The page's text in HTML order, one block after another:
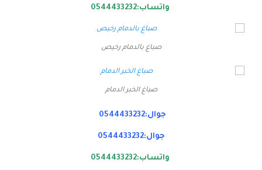
واتساب:0544433232
صباغ بالدمام رخيص
صباغ الخبر الدمام
جوال:0544433232
جوال:0544433232
واتساب:0544433232